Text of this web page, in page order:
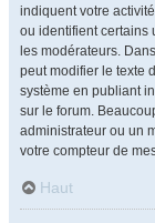
indiquent votre
ou identifient certains
les modérateurs.
peut modifier le texte
système en publiant
sur le forum.
administrateur ou un
votre compteur de
Haut